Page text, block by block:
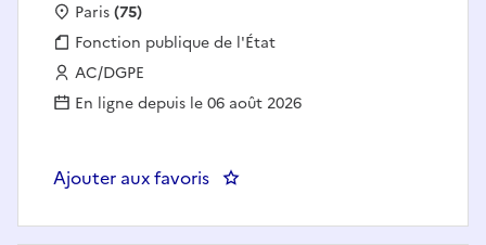
Localisation :
Paris(75)
Fonction publique :
Fonction publique de l'État
Employeur :
AC/DGPE
En ligne depuis le 06 août 2026
Ajouter aux favoris : Chargé de mission Tutelle de